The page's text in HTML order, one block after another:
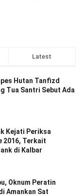
Latest
Hutan Tanfizd
Tua Santri Sebut Ada
Kejati Periksa
2016, Terkait
di Kalbar
Oknum Peratin
Amankan Sat